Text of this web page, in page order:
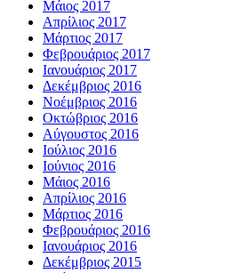
Μάιος 2017
Απρίλιος 2017
Μάρτιος 2017
Φεβρουάριος 2017
Ιανουάριος 2017
Δεκέμβριος 2016
Νοέμβριος 2016
Οκτώβριος 2016
Αύγουστος 2016
Ιούλιος 2016
Ιούνιος 2016
Μάιος 2016
Απρίλιος 2016
Μάρτιος 2016
Φεβρουάριος 2016
Ιανουάριος 2016
Δεκέμβριος 2015